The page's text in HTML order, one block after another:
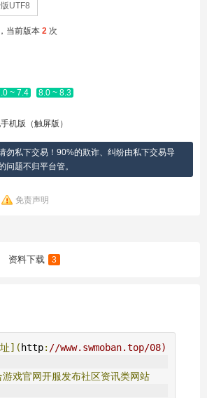
UTF8
当前版本 2 次
~ 7.4
8.0 ~ 8.3
机版（触屏版）
勿私下交易！90%的欺诈、纠纷由私下交易导
问题不归平台管。
免责声明
资料下载 3
址]( http:
戏官网开服发布社区资讯类网站